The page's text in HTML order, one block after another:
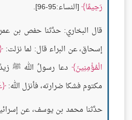
رَحِيمًا [النساء:95-96].
قال البخاري: حدَّثنا حفص بن
إسحاق، عن البراء قال: لما نزلت:
الْمُؤْمِنِينَ
دعا رسولُ الله ﷺ
مكتوم فشكا ضرارته، فأنزل الله:
حدَّثنا محمد بن يوسف، عن